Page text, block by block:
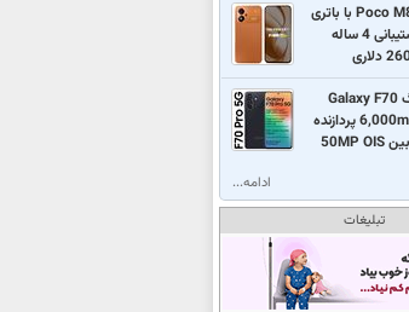
معرفی Poco M8 Power با باتری
8,000mAh، پشتیبانی 4 ساله
معرفی سامسونگ Galaxy F70
Pro با باتری 6,000mAh پردازنده
ادامه...
تبلیغات